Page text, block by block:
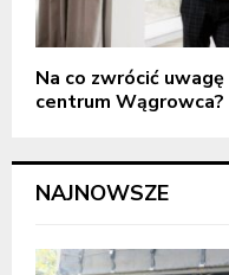
Na co zwrócić
centrum Wągrowca?
NAJNOWSZE